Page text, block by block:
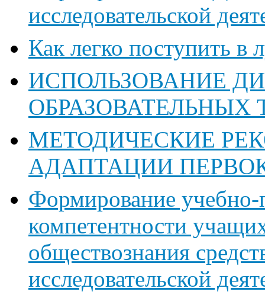
исследовательской
Как легко поступить в
ИСПОЛЬЗОВАНИЕ
ОБРАЗОВАТЕЛЬНЫХ
МЕТОДИЧЕСКИЕ
АДАПТАЦИИ
Формирование учебно-
компетентности
обществознания
исследовательской